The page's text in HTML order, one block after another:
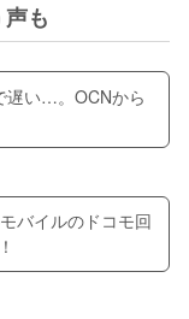
も
遅い…。OCNから
バイルのドコモ回